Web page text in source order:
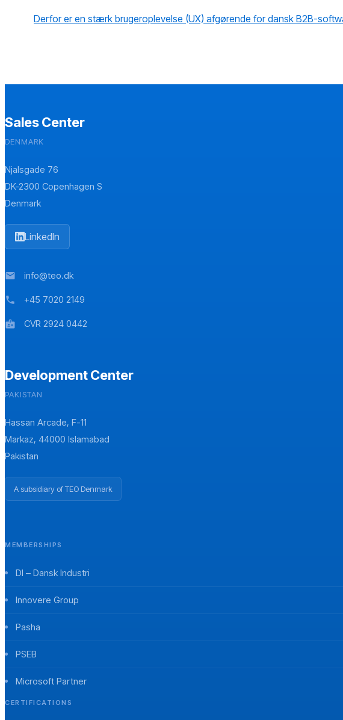
Derfor er en stærk brugeroplevelse (UX) afgørende for dansk B2B-
Sales Center
DENMARK
Njalsgade 76
DK-2300 Copenhagen S
Denmark
LinkedIn
mail info@teo.dk
phone +45 7020 2149
badge CVR 2924 0442
Development Center
PAKISTAN
Hassan Arcade, F-11
Markaz, 44000 Islamabad
Pakistan
A subsidiary of TEO Denmark
MEMBERSHIPS
DI – Dansk Industri
Innovere Group
Pasha
PSEB
Microsoft Partner
CERTIFICATIONS